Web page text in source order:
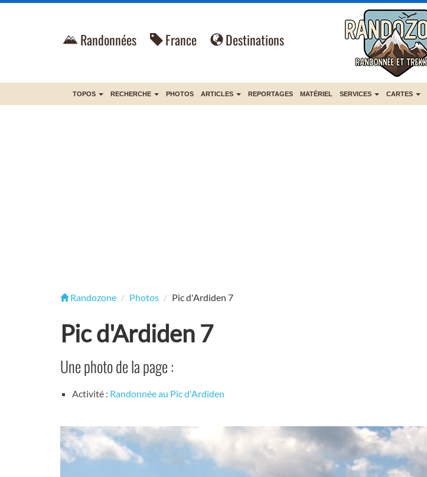
Randonnées France Destinations
TOPOS RECHERCHE PHOTOS ARTICLES REPORTAGES MATÉRIEL SERVICES CARTES
Randozone Photos Pic d'Ardiden 7
Pic d'Ardiden 7
Une photo de la page :
Activité : Randonnée au Pic d'Ardiden